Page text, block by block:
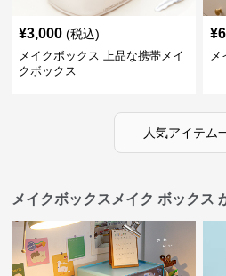
¥3,000 (税込)
メイクボックス 上品な携帯メイ
クボックス
¥
メ
人気アイテム
メイクボックスメイク ボックス